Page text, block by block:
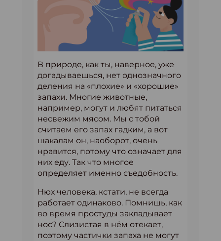
В природе, как ты, наверное, уже
догадываешься, нет однозначного
деления на «плохие» и «хорошие»
запахи. Многие животные,
например, могут и любят питаться
несвежим мясом. Мы с тобой
считаем его запах гадким, а вот
шакалам он, наоборот, очень
нравится, потому что означает для
них еду. Так что многое
определяет именно съедобность.
Нюх человека, кстати, не всегда
работает одинаково. Помнишь, как
во время простуды закладывает
нос? Слизистая в нём отекает,
поэтому частички запаха не могут